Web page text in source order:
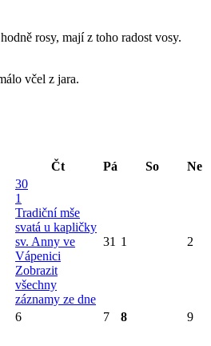
rosy, mají z toho radost vosy.
včel z jara.
Čt Pá So Ne
30
1
Tradiční mše
svatá u kapličky
sv. Anny ve
Vápenici
Zobrazit
všechny
záznamy ze dne
31 1 2
6 7 8
9